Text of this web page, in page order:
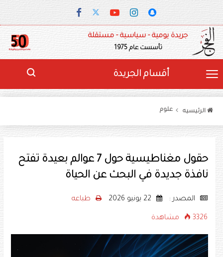
جريدة يومية - سياسية - مستقلة
تأسست عام 1975
أقسام الجريدة
الرئيسيه علوم
حقول مغناطيسية حول 7 عوالم بعيدة تفتح
نافذة جديدة في البحث عن الحياة
المصدر : طباعه
3326 مشاهدة